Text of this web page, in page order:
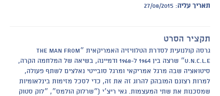
תאריך עליה: 27/08/2015
תקציר הסרט
גרסה קולנועית לסדרת הטלוויזיה האמריקאית ״The Man From
U.N.C.L.E״ שרצה בין 1964 ל-1968 ודמיינה, בשיאה של המלחמה הקרה,
סיטואציה שבה מרגל אמריקאי ומרגל סובייטי נאלצים לשתף פעולה,
למרות רצונם המובהק להרוג זה את זה, כדי לסכל מזימות בינלאומיות
שמסכנות את שתי המעצמות. גאי ריצ׳י (״שרלוק הולמס״, ״לוק סטוק